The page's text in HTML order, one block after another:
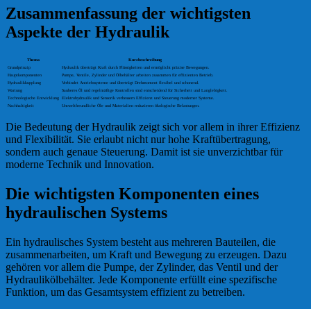
Zusammenfassung der wichtigsten
Aspekte der Hydraulik
Thema
Kurzbeschreibung
Grundprinzip
Hydraulik überträgt Kraft durch Flüssigkeiten und ermöglicht präzise Bewegungen.
Hauptkomponenten
Pumpe, Ventile, Zylinder und Ölbehälter arbeiten zusammen für effizienten Betrieb.
Hydraulikkupplung
Verbindet Antriebssysteme und überträgt Drehmoment flexibel und schonend.
Wartung
Sauberes Öl und regelmäßige Kontrollen sind entscheidend für Sicherheit und Langlebigkeit.
Technologische Entwicklung Elektrohydraulik und Sensorik verbessern Effizienz und Steuerung moderner Systeme.
Nachhaltigkeit
Umweltfreundliche Öle und Materialien reduzieren ökologische Belastungen.
Die Bedeutung der Hydraulik zeigt sich vor allem in ihrer Effizienz
und Flexibilität. Sie erlaubt nicht nur hohe Kraftübertragung,
sondern auch genaue Steuerung. Damit ist sie unverzichtbar für
moderne Technik und Innovation.
Die wichtigsten Komponenten eines
hydraulischen Systems
Ein hydraulisches System besteht aus mehreren Bauteilen, die
zusammenarbeiten, um Kraft und Bewegung zu erzeugen. Dazu
gehören vor allem die Pumpe, der Zylinder, das Ventil und der
Hydraulikölbehälter. Jede Komponente erfüllt eine spezifische
Funktion, um das Gesamtsystem effizient zu betreiben.